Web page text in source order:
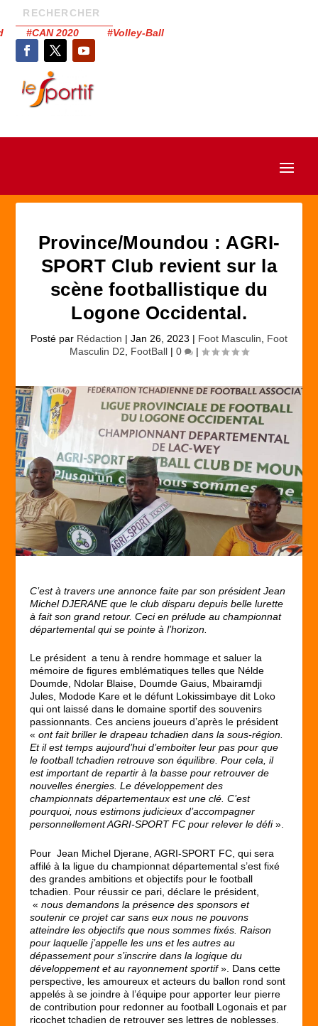
#CAN 2020 #Volley-Ball
Province/Moundou : AGRI-
SPORT Club revient sur la
scène footballistique du
Logone Occidental.
Posté par Rédaction | Jan 26, 2023 | Foot Masculin
Foot
Masculin D2
FootBall | 0 |
C’est à travers une annonce faite par son président Jean
Michel DJERANE que le club disparu depuis belle lurette
à fait son grand retour. Ceci en prélude au championnat
départemental qui se pointe à l’horizon.
Le président a tenu à rendre hommage et saluer la
mémoire de figures emblématiques telles que Nélde
Doumde, Ndolar Blaise, Doumde Gaius, Mbairamdji
Jules, Modode Kare et le défunt Lokissimbaye dit Loko
qui ont laissé dans le domaine sportif des souvenirs
passionnants. Ces anciens joueurs d’après le président
«ont fait briller le drapeau tchadien dans la sous-région.
Et il est temps aujourd’hui d’emboiter leur pas pour que
le football tchadien retrouve son équilibre. Pour cela, il
est important de repartir à la basse pour retrouver de
nouvelles énergies. Le développement des
championnats départementaux est une clé. C’est
pourquoi, nous estimons judicieux d’accompagner
personnellement AGRI-SPORT FC pour relever le défi».
Pour Jean Michel Djerane, AGRI-SPORT FC, qui sera
affilé à la ligue du championnat départemental s’est fixé
des grandes ambitions et objectifs pour le football
tchadien. Pour réussir ce pari, déclare le président,
«nous demandons la présence des sponsors et
soutenir ce projet car sans eux nous ne pouvons
atteindre les objectifs que nous sommes fixés. Raison
pour laquelle j’appelle les uns et les autres au
dépassement pour s’inscrire dans la logique du
développement et au rayonnement sportif». Dans cette
perspective, les amoureux et acteurs du ballon rond sont
appelés à se joindre à l’équipe pour apporter leur pierre
de contribution pour redonner au football Logonais et par
ricochet tchadien de retrouver ses lettres de noblesses.